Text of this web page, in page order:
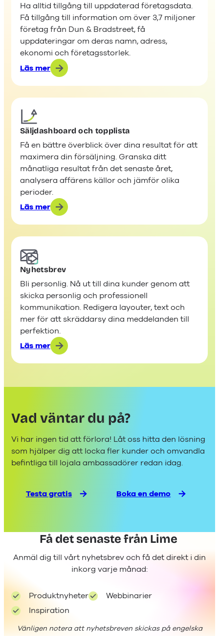
Ha alltid tillgång till uppdaterad företagsdata.
Få tillgång till information om över 3,7 miljoner
företag från Dun & Bradstreet, få
uppdateringar om deras namn, adress,
ekonomi och företagsstorlek.
Läs mer
:
Företagsdata
Säljdashboard och topplista
Få en bättre överblick över dina resultat för att
maximera din försäljning. Granska ditt
månatliga resultat från det senaste året,
analysera affärens källor och jämför olika
perioder.
Läs mer
:
Säljdashboard
Nyhetsbrev
Bli personlig. Nå ut till dina kunder genom att
skicka personlig och professionell
kommunikation. Redigera layouter, text och
mer för att skräddarsy dina meddelanden till
perfektion.
Läs mer
:
Nyhetsbrev
Vad väntar du på?
Vi har ingen tid att förlora! Låt oss hitta den lösning
som hjälper dig att locka fler kunder och omvandla
befintliga till lojala ambassadörer redan idag.
Testa gratis Boka en demo
Få det senaste från Lime
Anmäl dig till vårt nyhetsbrev och få det direkt i din
inkorg varje månad:
Produktnyheter
Webbinarier
Inspiration
Vänligen notera att nyhetsbreven skickas på engelska